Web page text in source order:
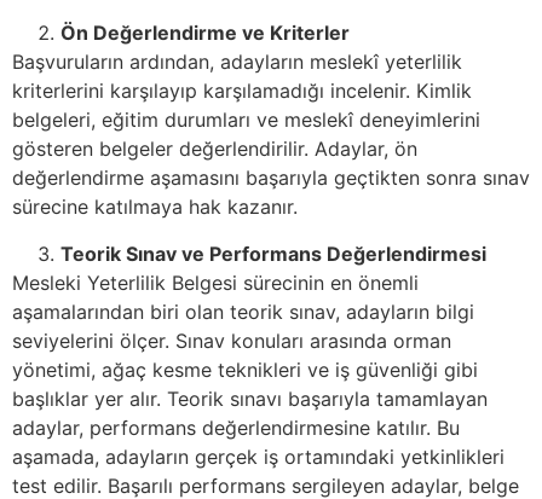
Ön Değerlendirme ve Kriterler
Başvuruların ardından, adayların meslekî yeterlilik
kriterlerini karşılayıp karşılamadığı incelenir. Kimlik
belgeleri, eğitim durumları ve meslekî deneyimlerini
gösteren belgeler değerlendirilir. Adaylar, ön
değerlendirme aşamasını başarıyla geçtikten sonra sınav
sürecine katılmaya hak kazanır.
Teorik Sınav ve Performans Değerlendirmesi
Mesleki Yeterlilik Belgesi sürecinin en önemli
aşamalarından biri olan teorik sınav, adayların bilgi
seviyelerini ölçer. Sınav konuları arasında orman
yönetimi, ağaç kesme teknikleri ve iş güvenliği gibi
başlıklar yer alır. Teorik sınavı başarıyla tamamlayan
adaylar, performans değerlendirmesine katılır. Bu
aşamada, adayların gerçek iş ortamındaki yetkinlikleri
test edilir. Başarılı performans sergileyen adaylar, belge